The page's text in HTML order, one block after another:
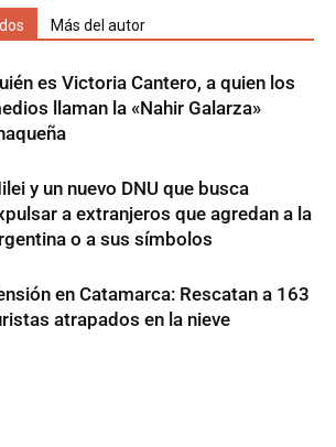
Más del autor
es Victoria Cantero, a quien los
llaman la «Nahir Galarza»
y un nuevo DNU que busca
a extranjeros que agredan a la
o a sus símbolos
en Catamarca: Rescatan a 163
atrapados en la nieve